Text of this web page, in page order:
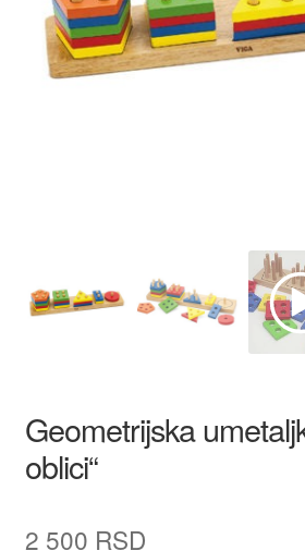
Geometrijska
oblici“
2 500 RSD